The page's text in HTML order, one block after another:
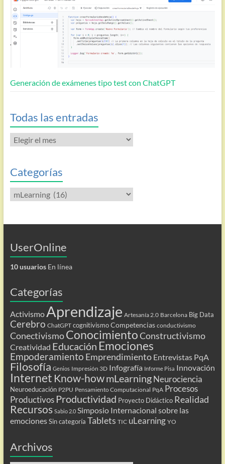
Generación de exámenes tipo test con ChatGPT
Todas las entradas
Todas
las
Categorías
Categorías
UserOnline
10 usuariosEn línea
Categorías
Activismo Aprendizaje Artesanía 2.0 Barcelona Big Data
Cerebro ChatGPT cognitivismo Competencias conductivismo
ConectivismoConocimientoConstructivismo
Creatividad Educación Emociones
Empoderamiento Emprendimiento Entrevistas PqA
Filosofía Genios Impresión 3D Infografía Informe Pisa Innovación
Internet Know-howmLearning Neurociencia
Neuroeducación P2PU Pensamiento Computacional PqA Procesos
Productivos Productividad Proyecto Didáctico Realidad
Recursos Sabio 2.0 Simposio Internacional sobre las
emociones Sin categoría Tablets TIC uLearning YO
Archivos